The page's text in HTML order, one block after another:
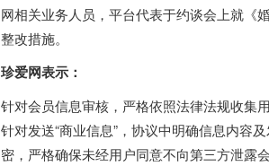
网相关业务人员，平台代表于约谈会上就《
整改措施。
珍爱网表示：
针对会员信息审核，严格依照法律法规收集
针对发送“商业信息”，协议中明确信息内容
密，严格确保未经用户同意不向第三方泄露